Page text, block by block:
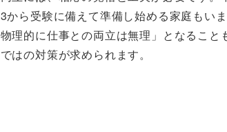
ら受験に備えて準備し始める家庭もい
理的に仕事との両立は無理」となること
はの対策が求められます。